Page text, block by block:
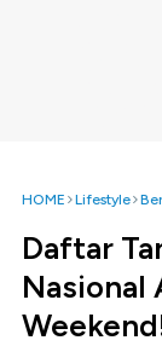
HOME Lifestyle
Daftar
Nasional